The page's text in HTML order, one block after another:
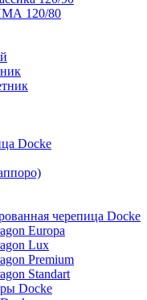
120/80
Docke
черепица Docke
Europa
Lux
Premium
Standart
Docke